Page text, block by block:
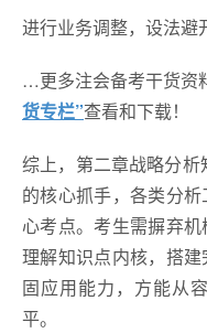
进行业务调整，设法避
…更多注会备考干货资
货专栏”查看和下载！
综上，第二章战略分
的核心抓手，各类分
心考点。考生需摒弃
理解知识点内核，搭
固应用能力，方能从
平。